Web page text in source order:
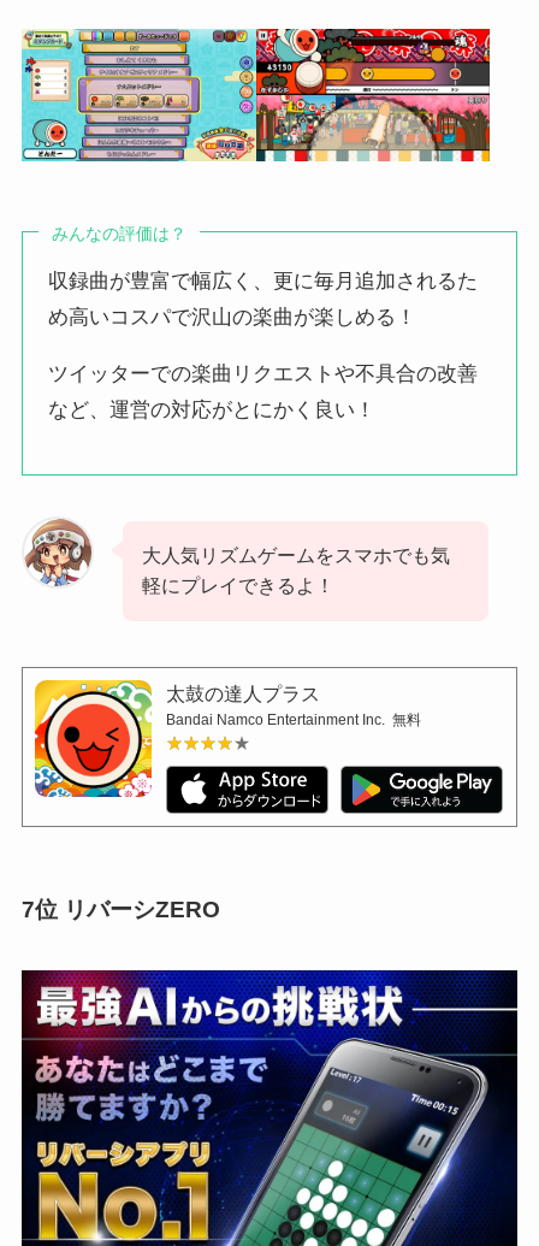
みんなの評価は？
収録曲が豊富で幅広く、更に毎月追加されるた
め高いコスパで沢山の楽曲が楽しめる！
ツイッターでの楽曲リクエストや不具合の改善
など、運営の対応がとにかく良い！
大人気リズムゲームをスマホでも気
軽にプレイできるよ！
太鼓の達人プラス
Bandai Namco Entertainment Inc. 無料
★★★★★
★★★★★
7位 リバーシZERO